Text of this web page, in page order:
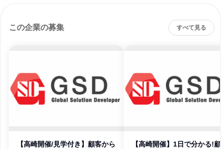
この企業の募集 すべて見る
【高崎開催/見学付き】顧客から
【高崎開催】1日で分かる!